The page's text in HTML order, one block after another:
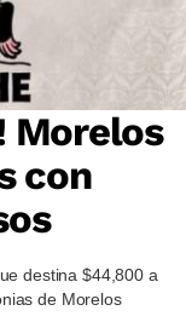
Morelos
con
destina $44,800 a
de Morelos